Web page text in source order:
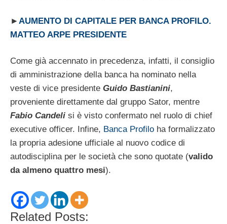
► AUMENTO DI CAPITALE PER BANCA PROFILO.
MATTEO ARPE PRESIDENTE
Come già accennato in precedenza, infatti, il consiglio
di amministrazione della banca ha nominato nella
veste di vice presidente Guido Bastianini,
proveniente direttamente dal gruppo Sator, mentre
Fabio Candeli si è visto confermato nel ruolo di chief
executive officer. Infine, Banca Profilo ha formalizzato
la propria adesione ufficiale al nuovo codice di
autodisciplina per le società che sono quotate (valido
da almeno quattro mesi).
Related Posts: